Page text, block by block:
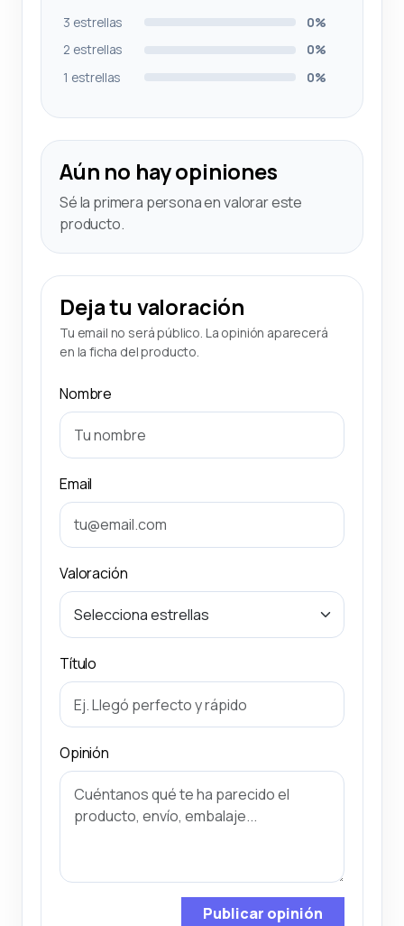
3 estrellas
0%
2 estrellas
0%
1 estrellas
0%
Aún no hay opiniones
Sé la primera persona en valorar este
producto.
Deja tu valoración
Tu email no será público. La opinión aparecerá
en la ficha del producto.
Nombre
Email
Valoración
Título
Opinión
Publicar opinión